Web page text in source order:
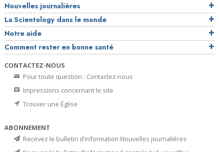
Nouvelles journalières
La Scientology dans le monde
Notre aide
Comment rester en bonne santé
CONTACTEZ-NOUS
Pour toute question : Contactez-nous
Impressions concernant le site
Trouver une Église
ABONNEMENT
Recevez le bulletin d’information Nouvelles journalières